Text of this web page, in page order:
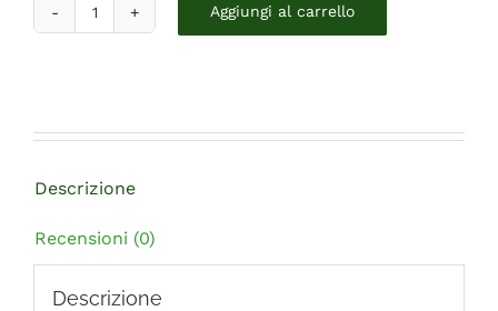
Dynavap
Starter
Aggiungi al carrello
Descrizione
Recensioni (0)
Descrizione